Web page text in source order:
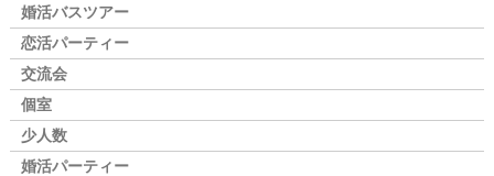
婚活バスツアー
恋活パーティー
交流会
個室
少人数
婚活パーティー